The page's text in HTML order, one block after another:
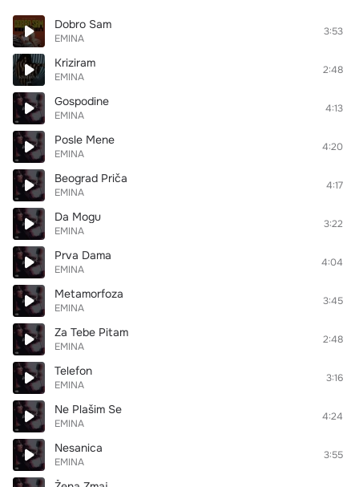
Dobro Sam
EMINA
3:53
Kriziram
EMINA
2:48
Gospodine
EMINA
4:13
Posle Mene
EMINA
4:20
Beograd Priča
EMINA
4:17
Da Mogu
EMINA
3:22
Prva Dama
EMINA
4:04
Metamorfoza
EMINA
3:45
Za Tebe Pitam
EMINA
2:48
Telefon
EMINA
3:16
Ne Plašim Se
EMINA
4:24
Nesanica
EMINA
3:55